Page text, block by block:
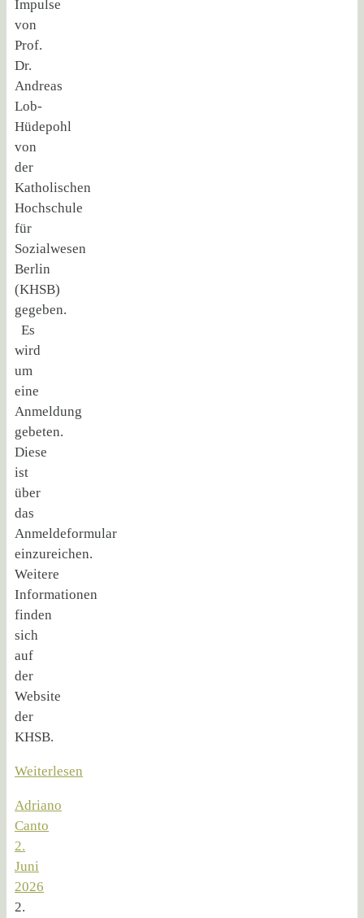
Impulse
von
Prof.
Dr.
Andreas
Lob-
Hüdepohl
von
der
Katholischen
Hochschule
für
Sozialwesen
Berlin
(KHSB)
gegeben.
Es
wird
um
eine
Anmeldung
gebeten.
Diese
ist
über
das
Anmeldeformular
einzureichen.
Weitere
Informationen
finden
sich
auf
der
Website
der
KHSB.
Weiterlesen
Adriano
Canto
2.
Juni
2026
2.